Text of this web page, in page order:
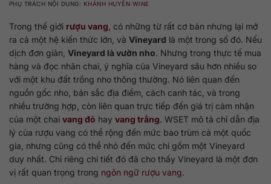
PHỤ TRÁCH NỘI DUNG: KHÁNH HUYỀN WINE
Trong thế giới rượu vang , có những từ rất cơ bản nhưng lại mở
ra cả một hệ kiến thức lớn, và Vineyard là một trong số đó. Nếu
dịch đơn giản, Vineyard là vườn nho. Nhưng trong thực tế mua
hàng và đọc nhãn chai, ý nghĩa của Vineyard sâu hơn nhiều so
với một khu đất trồng nho thông thường. Nó liên quan đến
nguồn gốc nho, bản sắc địa điểm, cách canh tác, và trong
nhiều trường hợp, còn liên quan trực tiếp đến giá trị cảm nhận
của một chai vang đỏ hay vang trắng. WSET mô tả chỉ dẫn địa
lý của rượu vang có thể rộng đến mức bao trùm cả một quốc
gia, nhưng cũng có thể nhỏ đến mức chỉ gồm một Vineyard
duy nhất. Chỉ riêng chi tiết đó đã cho thấy Vineyard là một đơn
vị rất quan trọng trong ngôn ngữ rượu vang.